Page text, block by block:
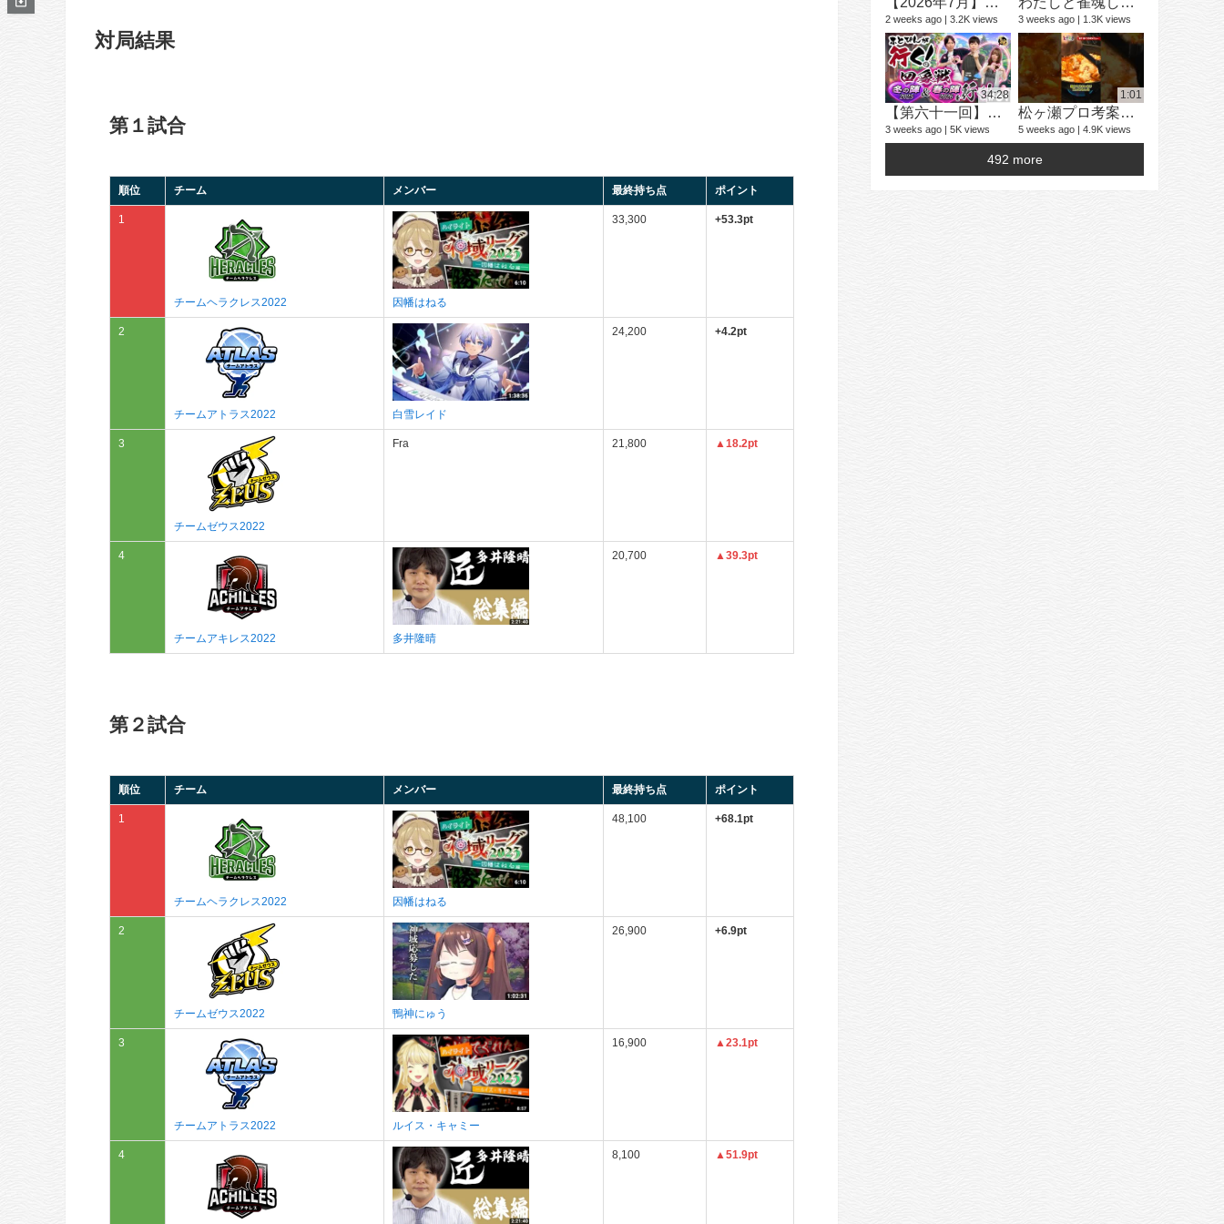
対局結果
第１試合
順位 チーム メンバー 最終持ち点 ポイント
1
チームヘラクレス2022 因幡はねる
33,300 +53.3pt
2
チームアトラス2022 白雪レイド
24,200 +4.2pt
3
チームゼウス2022
Fra 21,800 ▲18.2pt
4
チームアキレス2022 多井隆晴
20,700 ▲39.3pt
第２試合
順位 チーム メンバー 最終持ち点 ポイント
1
チームヘラクレス2022 因幡はねる
48,100 +68.1pt
2
チームゼウス2022 鴨神にゅう
26,900 +6.9pt
3
チームアトラス2022 ルイス・キャミー
16,900 ▲23.1pt
4 8,100 ▲51.9pt
2 weeks ago 3.2K views 3 weeks ago 1.3K views
34:28
【第六十一回】ふとぴんが行く！四象戦 冬の陣25/春の陣26 編
3 weeks ago 5K views
1:01
松ヶ瀬プロ考案とりたまコラボメニュー試食！【とりたま#26】
5 weeks ago 4.9K views
492 more